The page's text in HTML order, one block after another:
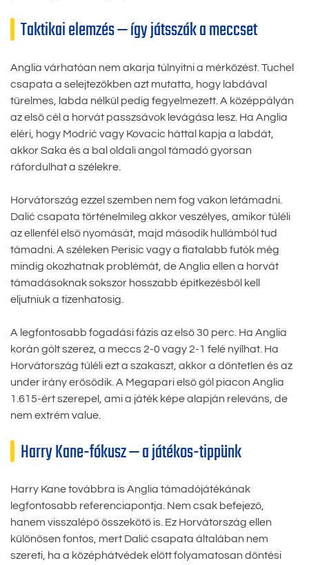
Taktikai elemzés — így játsszák a meccset
Anglia várhatóan nem akarja túlnyitni a mérkőzést. Tuchel
csapata a selejtezőkben azt mutatta, hogy labdával
türelmes, labda nélkül pedig fegyelmezett. A középpályán
az első cél a horvát passzsávok levágása lesz. Ha Anglia
eléri, hogy Modrić vagy Kovacic háttal kapja a labdát,
akkor Saka és a bal oldali angol támadó gyorsan
ráfordulhat a szélekre.
Horvátország ezzel szemben nem fog vakon letámadni.
Dalić csapata történelmileg akkor veszélyes, amikor túléli
az ellenfél első nyomását, majd második hullámból tud
támadni. A széleken Perisic vagy a fiatalabb futók még
mindig okozhatnak problémát, de Anglia ellen a horvát
támadásoknak sokszor hosszabb építkezésből kell
eljutniuk a tizenhatosig.
A legfontosabb fogadási fázis az első 30 perc. Ha Anglia
korán gólt szerez, a meccs 2-0 vagy 2-1 felé nyílhat. Ha
Horvátország túléli ezt a szakaszt, akkor a döntetlen és az
under irány erősödik. A Megapari első gól piacon Anglia
1.615-ért szerepel, ami a játék képe alapján releváns, de
nem extrém value.
Harry Kane-fókusz — a játékos-tippünk
Harry Kane továbbra is Anglia támadójátékának
legfontosabb referenciapontja. Nem csak befejező,
hanem visszalépő összekötő is. Ez Horvátország ellen
különösen fontos, mert Dalić csapata általában nem
szereti, ha a középhátvédek előtt folyamatosan döntési